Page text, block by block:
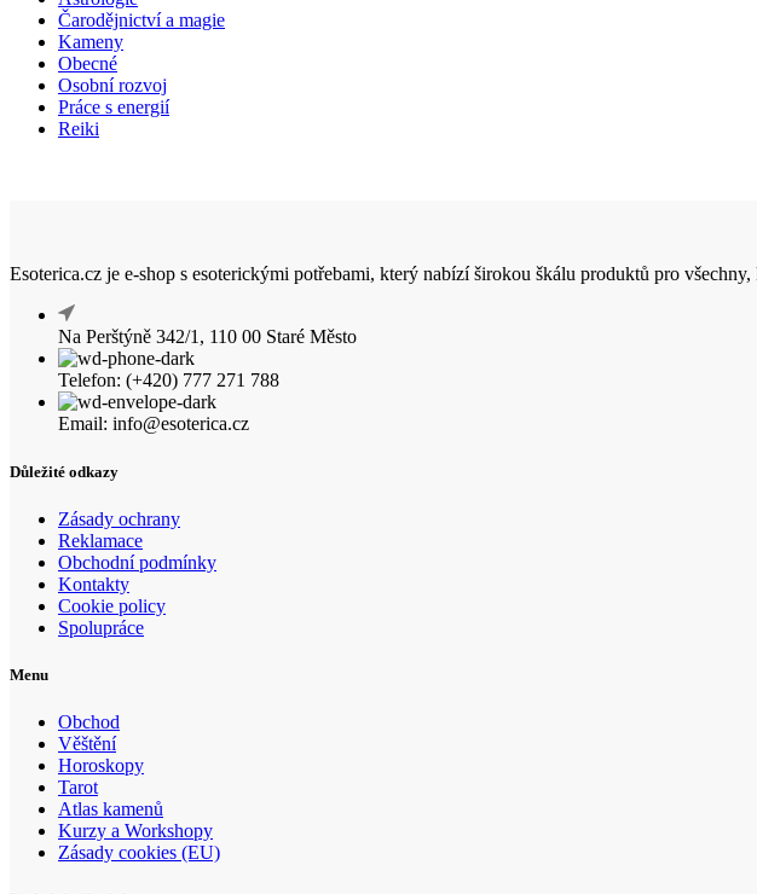
Čarodějnictví a magie
Kameny
Obecné
Osobní rozvoj
Práce s energií
Reiki
Esoterica.cz je e-shop s esoterickými potřebami, který nabízí širokou škálu produktů pro
Na Perštýně 342/1, 110 00 Staré Město
Telefon: (+420) 777 271 788
Email: info@esoterica.cz
Důležité odkazy
Zásady ochrany
Reklamace
Obchodní podmínky
Kontakty
Cookie policy
Spolupráce
Menu
Obchod
Věštění
Horoskopy
Tarot
Atlas kamenů
Kurzy a Workshopy
Zásady cookies (EU)